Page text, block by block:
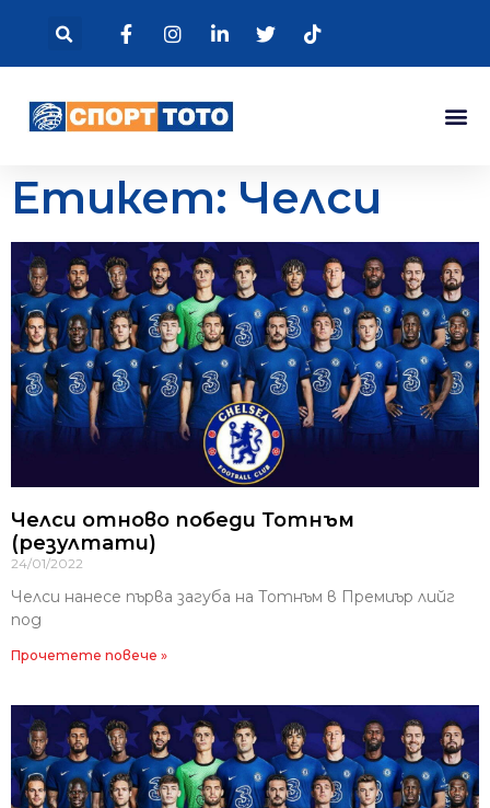
Етикет: Челси
Челси отново победи Тотнъм
(резултати)
24/01/2022
Челси нанесе първа загуба на Тотнъм в Премиър лийг
под
Прочетете повече »